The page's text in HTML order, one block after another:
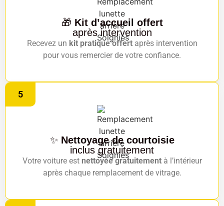
🎁 Kit d’accueil offert
après intervention
Recevez un kit pratique offertaprès intervention
pour vous remercier de votre confiance.
5
✨ Nettoyage de courtoisie
inclus gratuitement
Votre voiture est nettoyée gratuitementà l’intérieur
après chaque remplacement de vitrage.